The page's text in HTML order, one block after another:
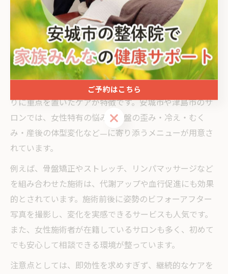
を習慣化することで、美しいボディラインの維持がしや
すくなります。
女性のための美容整体ケアの特徴とは
女性向けの美容整体は、単なるリラクゼーションや痛み
の改善にとどまらず、美しい姿勢やしなやかな身体づく
りに重点を置いたケアが特徴です。安城市や津島市のサ
ロンでは、女性特有の悩み—骨盤の歪み・冷え・むく
み・産後の体型変化など—に寄り添うメニューが用意さ
れています。
例えば、骨盤矯正やストレッチ、リンパマッサージなど
を組み合わせた施術は、代謝アップや血行促進にも効果
的とされています。施術前後に姿勢のビフォーアフター
写真を撮影し、変化を実感できるサービスも人気です。
また、女性施術者が在籍しているサロンも多く、初めて
でも安心して相談できる環境が整っています。
注意点としては、即効性を求めすぎず、継続的なケアを
ご予約はこちら
ご予約はこちら